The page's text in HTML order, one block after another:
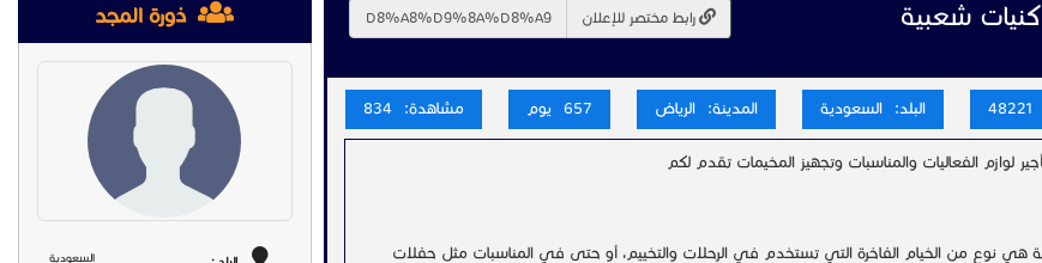
شعبية رابط مختصر للإعلان
البلد: السعودية المدينة: الرياض 657 يوم مشاهدة: 834
لوازم الفعاليات والمناسبات وتجهيز المخيمات تقدم لكم
هي نوع من الخيام الفاخرة التي تستخدم في الرحلات والتخييم، أو حتى في المناسبات مثل حفلات
ذورة المجد
السعودية